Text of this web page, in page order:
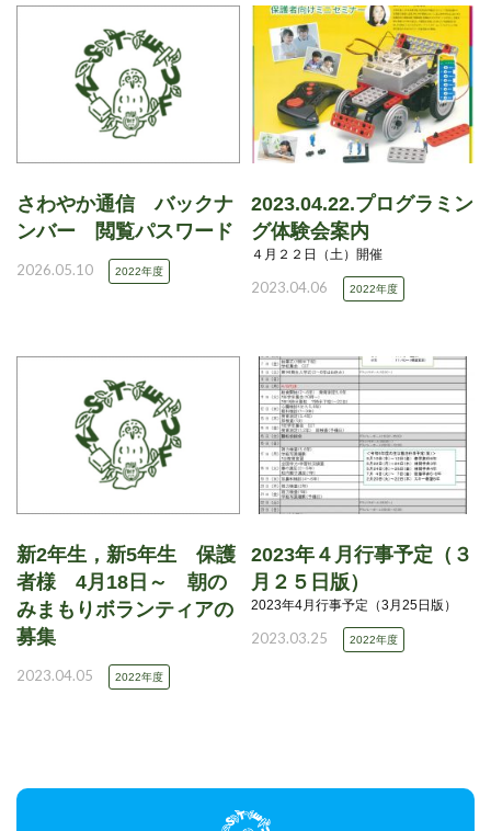
さわやか通信 バックナ
ンバー 閲覧パスワード
2026.05.10 2022年度
2023.04.22.プログラミン
グ体験会案内
４月２２日（土）開催
2023.04.06 2022年度
新2年生，新5年生 保護
者様 4月18日～ 朝の
みまもりボランティアの
募集
2023.04.05 2022年度
2023年４月行事予定（３
月２５日版）
2023年4月行事予定（3月25日版）
2023.03.25 2022年度